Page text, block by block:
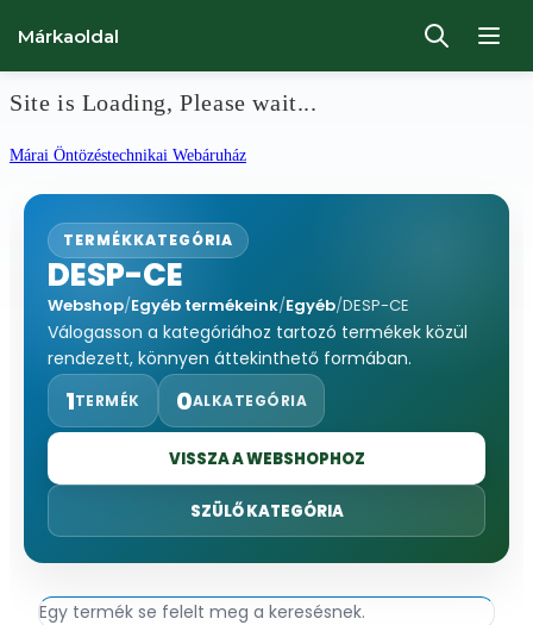
Site is Loading, Please wait...
Ugrás
tartalomhoz
Márai Öntözéstechnikai Webáruház
Márkaoldal
TERMÉKKATEGÓRIA
DESP-CE
Webshop/Egyéb termékeink/Egyéb/DESP-CE
Válogasson a kategóriához tartozó termékek közül
rendezett, könnyen áttekinthető formában.
1TERMÉK 0ALKATEGÓRIA
VISSZA A WEBSHOPHOZ
SZÜLŐ KATEGÓRIA
Egy termék se felelt meg a keresésnek.